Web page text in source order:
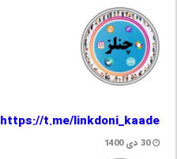
https://t.me/linkdoni_kaade
30 دی 1400